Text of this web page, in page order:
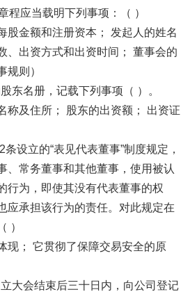
程应当载明下列事项：（ ）
股金额和注册资本； 发起人的姓名
、出资方式和出资时间； 董事会的
规则）
东名册，记载下列事项（ ）。
称及住所； 股东的出资额； 出资证
设立的“表见代表董事”制度规定，
、常务董事和其他董事，使用被认
行为，即使其没有代表董事的权
应承担该行为的责任。对此规定在
）
现； 它贯彻了保障交易安全的原
大会结束后三十日内，向公司登记